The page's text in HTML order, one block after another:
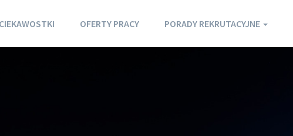
CIEKAWOSTKI OFERTY PRACY PORADY REKRUTACYJNE